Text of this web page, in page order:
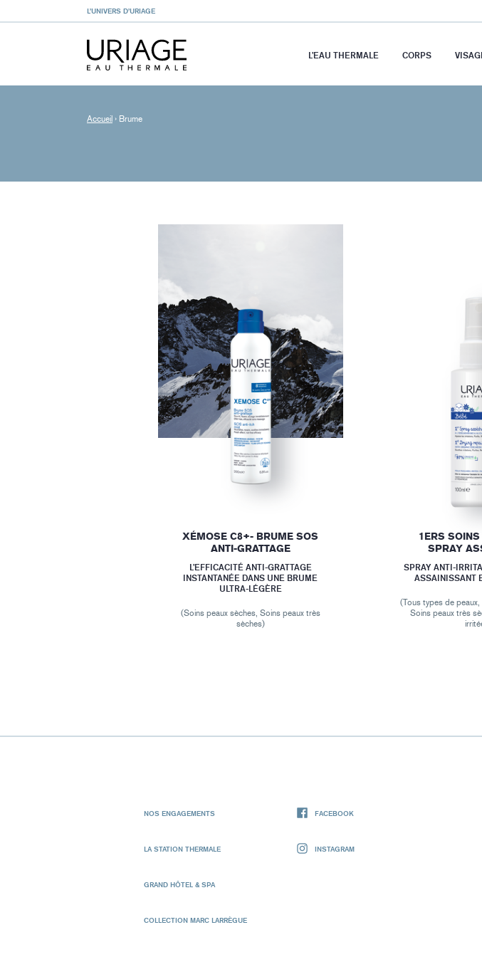
L’UNIVERS D’URIAGE
L’EAU THERMALE CORPS
Accueil › Brume
XÉMOSE C8+- BRUME SOS
ANTI-GRATTAGE
L’EFFICACITÉ ANTI-GRATTAGE
INSTANTANÉE DANS UNE BRUME
ULTRA-LÉGÈRE
(Soins peaux sèches, Soins peaux très
sèches)
1ERS
SPRAY
SPRAY ANTI-
ASSAINISSANT
(Tous types de
Soins peaux très
NOS ENGAGEMENTS
LA STATION THERMALE
GRAND HÔTEL & SPA
COLLECTION MARC LARRÈGUE
FACEBOOK
INSTAGRAM